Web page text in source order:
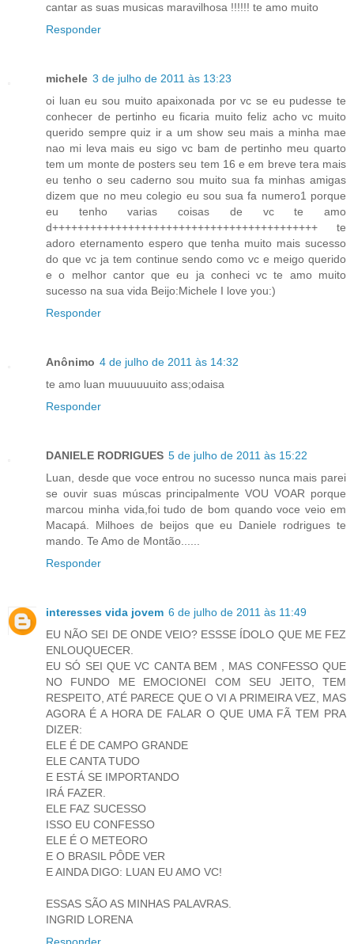
cantar as suas musicas maravilhosa !!!!!! te amo muito
Responder
michele 3 de julho de 2011 às 13:23
oi luan eu sou muito apaixonada por vc se eu pudesse te
conhecer de pertinho eu ficaria muito feliz acho vc muito
querido sempre quiz ir a um show seu mais a minha mae
nao mi leva mais eu sigo vc bam de pertinho meu quarto
tem um monte de posters seu tem 16 e em breve tera mais
eu tenho o seu caderno sou muito sua fa minhas amigas
dizem que no meu colegio eu sou sua fa numero1 porque
eu tenho varias coisas de vc te amo
d++++++++++++++++++++++++++++++++++++++++++ te
adoro eternamento espero que tenha muito mais sucesso
do que vc ja tem continue sendo como vc e meigo querido
e o melhor cantor que eu ja conheci vc te amo muito
sucesso na sua vida Beijo:Michele I love you:)
Responder
Anônimo 4 de julho de 2011 às 14:32
te amo luan muuuuuuito ass;odaisa
Responder
DANIELE RODRIGUES 5 de julho de 2011 às 15:22
Luan, desde que voce entrou no sucesso nunca mais parei
se ouvir suas múscas principalmente VOU VOAR porque
marcou minha vida,foi tudo de bom quando voce veio em
Macapá. Milhoes de beijos que eu Daniele rodrigues te
mando. Te Amo de Montão......
Responder
interesses vida jovem 6 de julho de 2011 às 11:49
EU NÃO SEI DE ONDE VEIO? ESSSE ÍDOLO QUE ME FEZ
ENLOUQUECER.
EU SÓ SEI QUE VC CANTA BEM , MAS CONFESSO QUE
NO FUNDO ME EMOCIONEI COM SEU JEITO, TEM
RESPEITO, ATÉ PARECE QUE O VI A PRIMEIRA VEZ, MAS
AGORA É A HORA DE FALAR O QUE UMA FÃ TEM PRA
DIZER:
ELE É DE CAMPO GRANDE
ELE CANTA TUDO
E ESTÁ SE IMPORTANDO
IRÁ FAZER.
ELE FAZ SUCESSO
ISSO EU CONFESSO
ELE É O METEORO
E O BRASIL PÔDE VER
E AINDA DIGO: LUAN EU AMO VC!
ESSAS SÃO AS MINHAS PALAVRAS.
INGRID LORENA